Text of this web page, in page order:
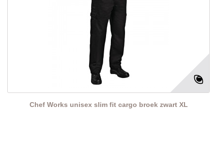
Chef Works unisex slim fit cargo broek zwart XL